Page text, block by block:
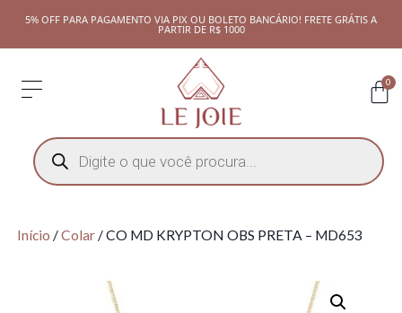
5% OFF PARA PAGAMENTO VIA PIX OU BOLETO BANCÁRIO! FRETE GRÁTIS A
PARTIR DE R$ 1000
0
Início /Colar/ CO MD KRYPTON OBS PRETA – MD653